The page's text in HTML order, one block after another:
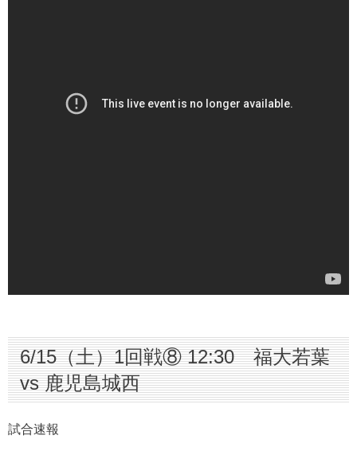
6/15（土）1回戦⑧ 12:30 福大若葉
vs 鹿児島城西
試合速報